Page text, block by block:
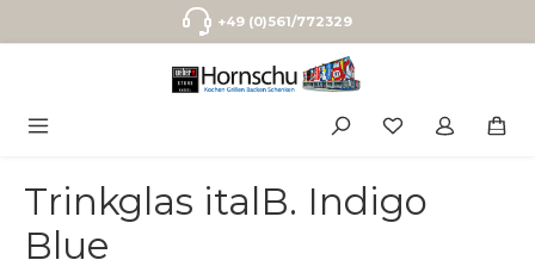
Zum Hauptinhalt springen+49 (0)561/772329
Trinkglas italB. Indigo
Blue